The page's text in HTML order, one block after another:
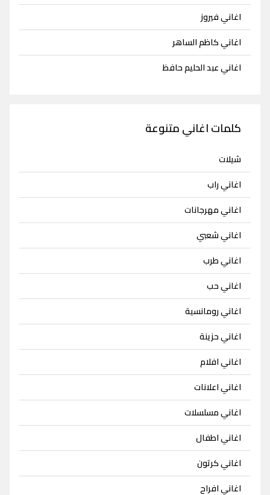
اغاني فيروز
اغاني كاظم الساهر
اغاني عبد الحليم حافظ
كلمات اغاني متنوعة
شيلات
اغاني راب
اغاني مهرجانات
اغاني شعبي
اغاني طرب
اغاني حب
اغاني رومانسية
اغاني حزينة
اغاني افلام
اغاني اعلانات
اغاني مسلسلات
اغاني اطفال
اغاني كرتون
اغاني افراح